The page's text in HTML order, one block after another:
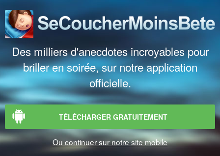
Des milliers d'anecdotes incroyables pour
briller en soirée, sur notre application
officielle.
TÉLÉCHARGER GRATUITEMENT
Ou continuer sur notre site mobile